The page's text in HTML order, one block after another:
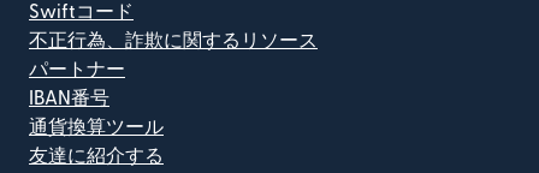
Swiftコード
不正行為、詐欺に関するリソース
パートナー
IBAN番号
通貨換算ツール
友達に紹介する